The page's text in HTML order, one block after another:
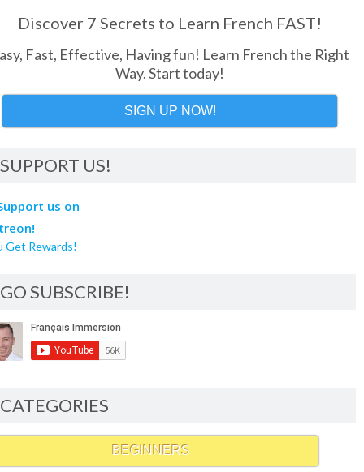
Discover 7 Secrets to Learn French FAST!
Fast, Effective, Having fun! Learn French the Right
Way. Start today!
SIGN UP NOW!
SUPPORT US!
Get Rewards!
GO SUBSCRIBE!
CATEGORIES
BEGINNERS